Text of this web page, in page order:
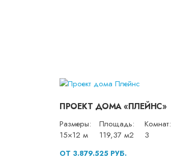
ПРОЕКТ ДОМА «ПЛЕЙНС»
Размеры:
15×12 м
Площадь:
119,37 м2
Комнат:
3
ОТ 3.879.525 РУБ.